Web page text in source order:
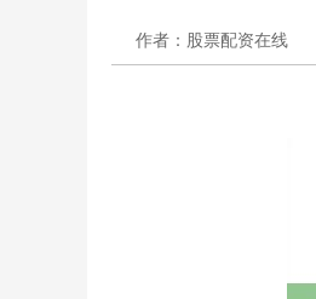
作者：股票配资在线